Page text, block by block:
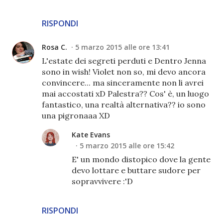
RISPONDI
Rosa C. 5 marzo 2015 alle ore 13:41
L'estate dei segreti perduti e Dentro Jenna
sono in wish! Violet non so, mi devo ancora
convincere... ma sinceramente non li avrei
mai accostati xD Palestra?? Cos' è, un luogo
fantastico, una realtà alternativa?? io sono
una pigronaaa XD
RISPONDI
Kate Evans
5 marzo 2015 alle ore 15:42
E' un mondo distopico dove la gente
devo lottare e buttare sudore per
sopravvivere :'D